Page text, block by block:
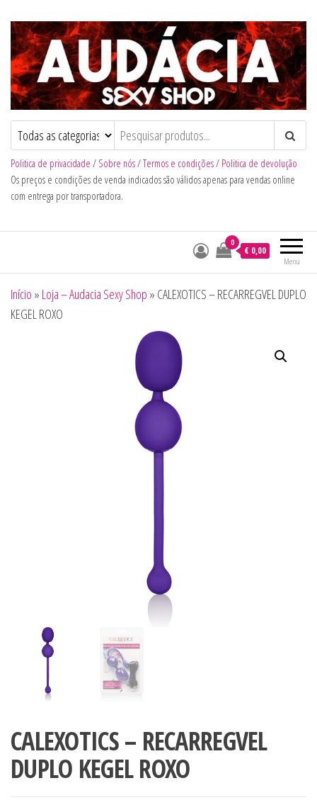
Audacia Sexy Shop
Politica de privacidade / Sobre nós/Termos e condições/ Politica de devolução
Os preços e condições de venda indicados são válidos apenas para vendas online
com entrega por transportadora.
Menu
0
€ 0,00
Início » Loja – Audacia Sexy Shop » CALEXOTICS – RECARREGVEL DUPLO
KEGEL ROXO
CALEXOTICS – RECARREGVEL
DUPLO KEGEL ROXO